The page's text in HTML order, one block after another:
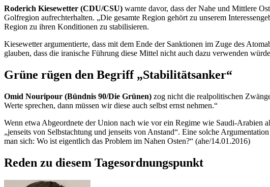
Roderich Kiesewetter (CDU/CSU) warnte davor, dass der Nahe und Mittlere
Golfregion aufrechterhalten. „Die gesamte Region gehört zu unserem
Region zu ihren Konditionen zu stabilisieren.
Kiesewetter argumentierte, dass mit dem Ende der Sanktionen im Zuge des
glauben, dass die iranische Führung diese Mittel nicht auch dazu verwenden
Grüne rügen den Begriff „Stabilitätsanker“
Omid Nouripour (Bündnis 90/Die Grünen) zog nicht die realpolitischen
Werte sprechen, dann müssen wir diese auch selbst ernst nehmen.“
Wenn etwa Abgeordnete der Union nach wie vor ein Regime wie Saudi-Arabien
„jenseits von Selbstachtung und jenseits von Anstand“. Eine solche
man sich: Wo ist eigentlich das Problem im Nahen Osten?“ (ahe/14.01.2016)
Reden zu diesem Tagesordnungspunkt